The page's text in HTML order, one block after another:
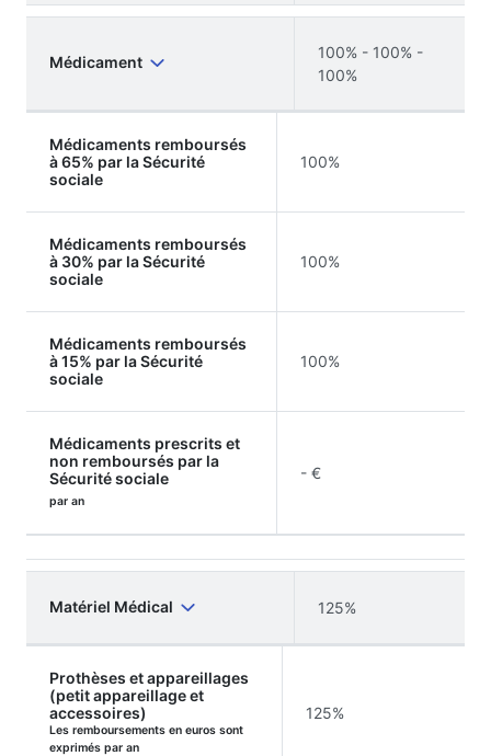
Médicament
100% - 100% -
100%
Médicaments remboursés
à 65% par la Sécurité
sociale
100%
Médicaments remboursés
à 30% par la Sécurité
sociale
100%
Médicaments remboursés
à 15% par la Sécurité
sociale
100%
Médicaments prescrits et
non remboursés par la
Sécurité sociale
par an
- €
Matériel Médical 125%
Prothèses et appareillages
(petit appareillage et
accessoires)
Les remboursements en euros sont
exprimés par an
125%